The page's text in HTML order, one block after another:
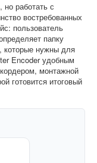
, но работать с
востребованных
пользователь
папку
которые нужны для
Encoder удобным
монтажной
готовится итоговый